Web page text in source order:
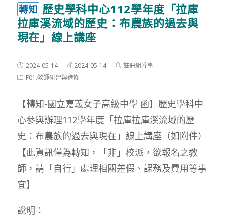
轉知 歷史學科中心112學年度「拉庫
拉庫溪流域的歷史：布農族的過去與
現在」線上講座
Post
published:
2024-05-14
Post
last
modified:
2024-05-14
Post註冊組幹事
PostF01.教師研習與進修
【轉知-國立嘉義女子高級中學 函】歷史學科中
心參與辦理112學年度「拉庫拉庫溪流域的歷
史：布農族的過去與現在」線上講座（如附件）
【此資訊僅為轉知，「非」校派，欲報名之教
師，請「自行」處理相關差假、課務及費用等事
宜】
說明：